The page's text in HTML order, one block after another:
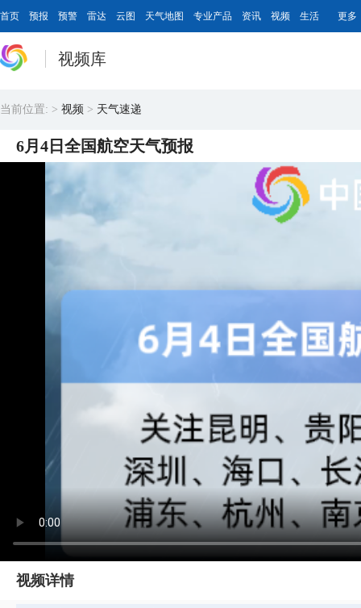
首页 预报 预警 雷达 云图 天气地图 专业产品 资讯 视频 生活 更多
视频库
当前位置: > 视频 > 天气速递
6月4日全国航空天气预报
视频详情